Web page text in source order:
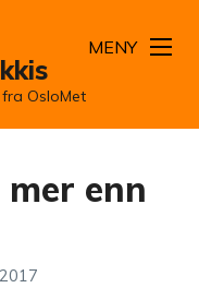
OsloMet
MENY
enn